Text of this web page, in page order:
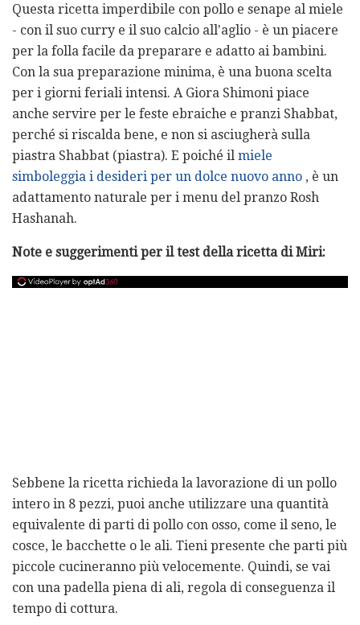
Questa ricetta imperdibile con pollo e senape al miele
- con il suo curry e il suo calcio all'aglio - è un piacere
per la folla facile da preparare e adatto ai bambini.
Con la sua preparazione minima, è una buona scelta
per i giorni feriali intensi. A Giora Shimoni piace
anche servire per le feste ebraiche e pranzi Shabbat,
perché si riscalda bene, e non si asciugherà sulla
piastra Shabbat (piastra). E poiché il miele
simboleggia i desideri per un dolce nuovo anno , è un
adattamento naturale per i menu del pranzo Rosh
Hashanah.
Note e suggerimenti per il test della ricetta di Miri:
Sebbene la ricetta richieda la lavorazione di un pollo
intero in 8 pezzi, puoi anche utilizzare una quantità
equivalente di parti di pollo con osso, come il seno, le
cosce, le bacchette o le ali. Tieni presente che parti più
piccole cucineranno più velocemente. Quindi, se vai
con una padella piena di ali, regola di conseguenza il
tempo di cottura.